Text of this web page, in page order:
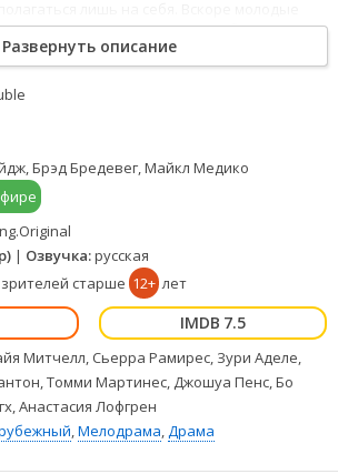
жизнь взрослых не такая уж и безмятежная
Смотреть Приятные хлопоты все серии
бесплатно в хорошем качестве онлайн
на русском языке и на любых устройствах
Развернуть описание
Брэд Бредевег, Майкл Медико
| Озвучка:русская
старше 12+ лет
7.5
Митчелл, Сьерра Рамирес, Зури Аделе,
Томми Мартинес, Джошуа Пенс, Бо
Анастасия Лофгрен
,Мелодрама,Драма